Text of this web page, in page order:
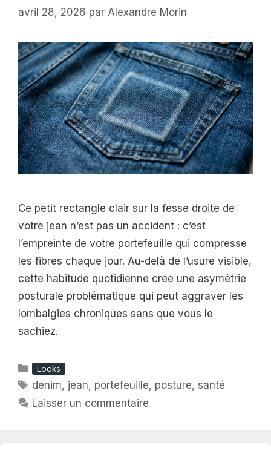
avril 28, 2026 par Alexandre Morin
Ce petit rectangle clair sur la fesse droite de
votre jean n’est pas un accident : c’est
l’empreinte de votre portefeuille qui compresse
les fibres chaque jour. Au-delà de l’usure visible,
cette habitude quotidienne crée une asymétrie
posturale problématique qui peut aggraver les
lombalgies chroniques sans que vous le
sachiez.
Catégories
Looks
Étiquettes
denim, jean, portefeuille, posture, santé
Laisser un commentaire